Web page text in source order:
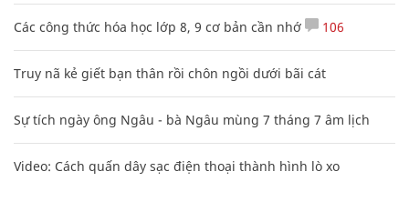
Các công thức hóa học lớp 8, 9 cơ bản cần nhớ 106
Truy nã kẻ giết bạn thân rồi chôn ngồi dưới bãi cát
Sự tích ngày ông Ngâu - bà Ngâu mùng 7 tháng 7 âm lịch
Video: Cách quấn dây sạc điện thoại thành hình lò xo